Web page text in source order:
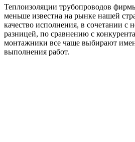
Теплоизоляции трубопроводов
меньше известна на рынке нашей
качество исполнения, в сочетании с
разницей, по сравнению с
монтажники все чаще выбирают
выполнения работ.